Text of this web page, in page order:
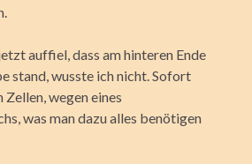
auffiel, dass am hinteren Ende
stand, wusste ich nicht. Sofort
wegen eines
was man dazu alles benötigen